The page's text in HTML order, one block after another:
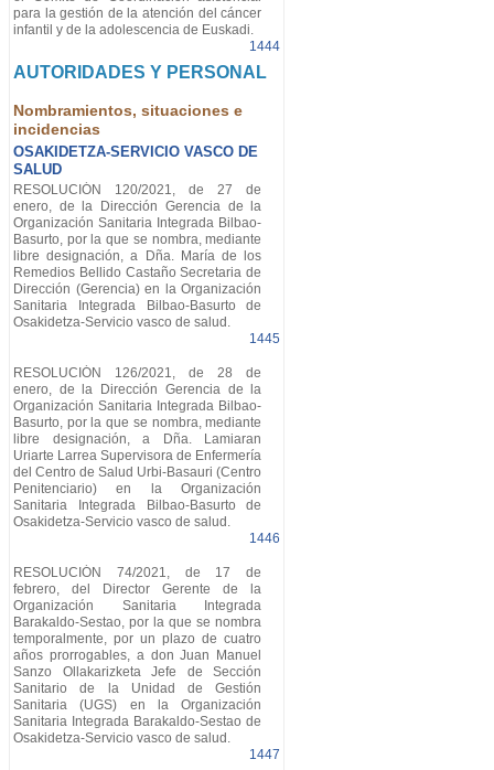
para la gestión de la atención del cáncer
infantil y de la adolescencia de Euskadi.
1444
AUTORIDADES Y PERSONAL
Nombramientos, situaciones e
incidencias
OSAKIDETZA-SERVICIO VASCO DE
SALUD
RESOLUCIÓN 120/2021, de 27 de
enero, de la Dirección Gerencia de la
Organización Sanitaria Integrada Bilbao-
Basurto, por la que se nombra, mediante
libre designación, a Dña. María de los
Remedios Bellido Castaño Secretaria de
Dirección (Gerencia) en la Organización
Sanitaria Integrada Bilbao-Basurto de
Osakidetza-Servicio vasco de salud.
1445
RESOLUCIÓN 126/2021, de 28 de
enero, de la Dirección Gerencia de la
Organización Sanitaria Integrada Bilbao-
Basurto, por la que se nombra, mediante
libre designación, a Dña. Lamiaran
Uriarte Larrea Supervisora de Enfermería
del Centro de Salud Urbi-Basauri (Centro
Penitenciario) en la Organización
Sanitaria Integrada Bilbao-Basurto de
Osakidetza-Servicio vasco de salud.
1446
RESOLUCIÓN 74/2021, de 17 de
febrero, del Director Gerente de la
Organización Sanitaria Integrada
Barakaldo-Sestao, por la que se nombra
temporalmente, por un plazo de cuatro
años prorrogables, a don Juan Manuel
Sanzo Ollakarizketa Jefe de Sección
Sanitario de la Unidad de Gestión
Sanitaria (UGS) en la Organización
Sanitaria Integrada Barakaldo-Sestao de
Osakidetza-Servicio vasco de salud.
1447